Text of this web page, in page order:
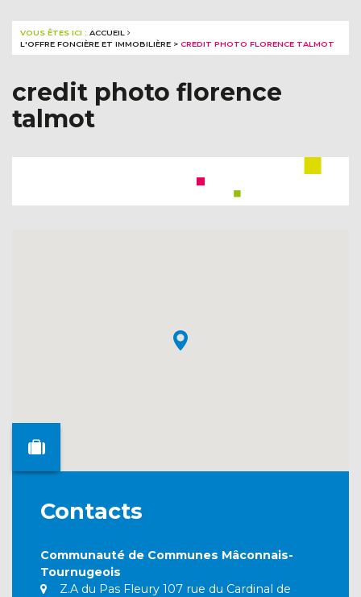
VOUS ÊTES ICI : ACCUEIL
L'OFFRE FONCIÈRE ET IMMOBILIÈRE > CREDIT PHOTO FLORENCE TALMOT
credit photo florence
talmot
Contacts
Communauté de Communes Mâconnais-
Tournugeois
Z.A du Pas Fleury 107 rue du Cardinal de